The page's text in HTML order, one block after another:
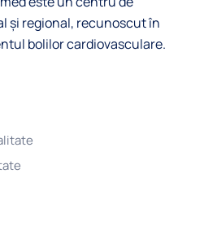
și regional, recunoscut în
bolilor cardiovasculare.